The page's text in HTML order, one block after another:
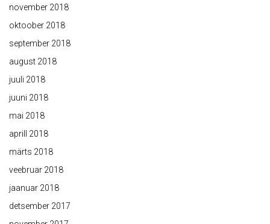
november 2018
oktoober 2018
september 2018
august 2018
juuli 2018
juuni 2018
mai 2018
aprill 2018
märts 2018
veebruar 2018
jaanuar 2018
detsember 2017